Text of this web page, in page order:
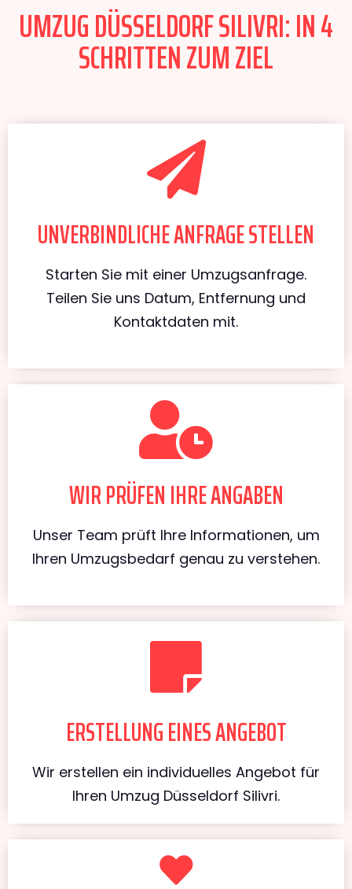
UMZUG DÜSSELDORF SILIVRI: IN 4
SCHRITTEN ZUM ZIEL
UNVERBINDLICHE ANFRAGE STELLEN
Starten Sie mit einer Umzugsanfrage.
Teilen Sie uns Datum, Entfernung und
Kontaktdaten mit.
WIR PRÜFEN IHRE ANGABEN
Unser Team prüft Ihre Informationen, um
Ihren Umzugsbedarf genau zu verstehen.
ERSTELLUNG EINES ANGEBOT
Wir erstellen ein individuelles Angebot für
Ihren Umzug Düsseldorf Silivri.